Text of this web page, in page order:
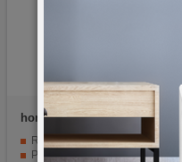
home LTN 12 FP
Realističan efekt plamena
Prekidač za uključenje/isključenje